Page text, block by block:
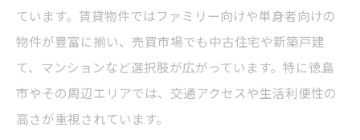
ています。賃貸物件ではファミリー向けや単身者向けの
物件が豊富に揃い、売買市場でも中古住宅や新築戸建
て、マンションなど選択肢が広がっています。特に徳島
市やその周辺エリアでは、交通アクセスや生活利便性の
高さが重視されています。